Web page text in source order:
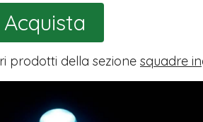
Acquista
prodotti della sezione squadre